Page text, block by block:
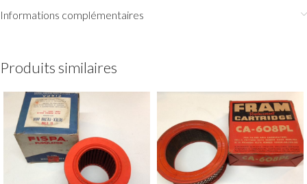
Informations complémentaires
Produits similaires